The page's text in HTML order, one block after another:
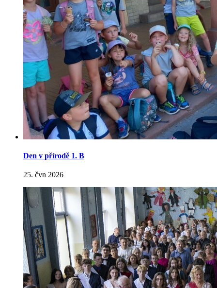
Den v přírodě 1. B
25. čvn 2026